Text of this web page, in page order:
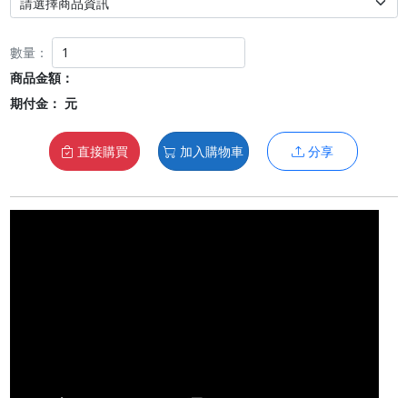
數量：
商品金額：
期付金： 元
直接購買 加入購物車 分享